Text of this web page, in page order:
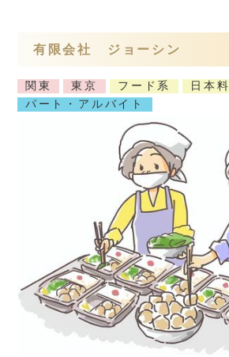
有限会社 ジョーシン
関東 東京 フード系
日本
パート・アルバイト